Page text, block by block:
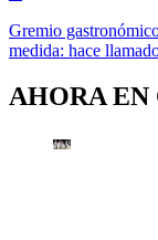
Gremio
medida: hace
AHORA EN